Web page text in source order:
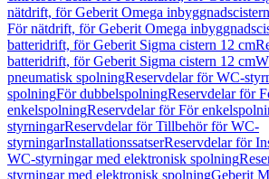
nätdrift, för Geberit Omega
För nätdrift, för Geberit Omega
batteridrift, för Geberit Sigma cistern 12 cm
batteridrift, för Geberit Sigma cistern 12 cm
pneumatisk spolningReservdelar för WC-
spolningFör dubbelspolningReservdelar för
enkelspolningReservdelar för För
styrningarReservdelar för Tillbehör för WC-
styrningarInstallationssatserReservdelar för
WC-styrningar med elektronisk spolning
styrningar med elektronisk spolningGeberit